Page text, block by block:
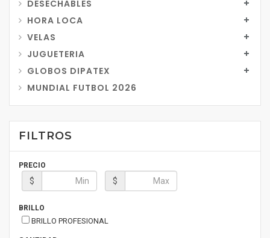
DESECHABLES
HORA LOCA
VELAS
JUGUETERIA
GLOBOS DIPATEX
MUNDIAL FUTBOL 2026
FILTROS
PRECIO
$ $
BRILLO
BRILLO PROFESIONAL